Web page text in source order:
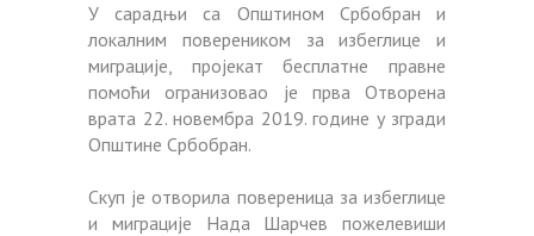
У сарадњи са Општином Србобран и
локалним повереником за избеглице и
миграције, пројекат бесплатне правне
помоћи огранизовао је прва Отворена
врата 22. новембра 2019. године у згради
Општине Србобран.
Скуп је отворила повереница за избеглице
и миграције Нада Шарчев пожелевиши